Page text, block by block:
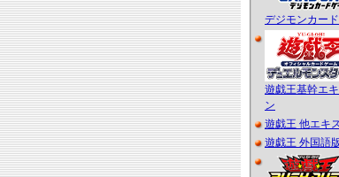
デジモンカー
遊戯王基幹エ
ン
遊戯王 他エキ
遊戯王 外国語